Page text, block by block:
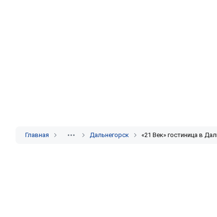
Главная Дальнегорск «21 Век» гостиница в